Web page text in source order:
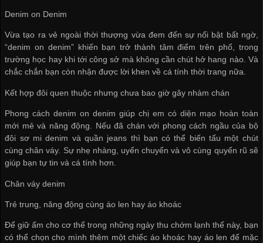
Denim on Denim
Vừa tạo ra vẻ ngoài thời thượng vừa đem đến sự nổi bật bất ngờ,
“denim on denim” khiến bạn trở thành tâm điểm trên phố, trong
trường học hay khi tới công sở mà không cần chút hở hang nào. Và
chắc chắn bạn còn nhận được lời khen về cá tính thời trang nữa.
Kết hợp đôi quen thuộc nhưng chưa bao giờ gây nhàm chán
Phong cách denim on denim giúp chị em có diện mạo hoàn toàn
mới mẻ và năng động. Nếu đã chán với phong cách ngầu của bộ
đôi sơ mi denim và quần jeans thì bạn có thể biến tấu một chút
cùng chân váy. Sự nhẹ nhàng, uyển chuyển và vô cùng quyến rũ sẽ
giúp bạn tự tin và cá tính hơn.
Chân váy denim
Trẻ trung, năng động cùng áo len hay áo khoác
Để giữ ấm cho cơ thể trong những ngày thu chớm lạnh thế này, bạn
có thể chọn cho mình thêm một chiếc áo khoác hay áo len để mặc